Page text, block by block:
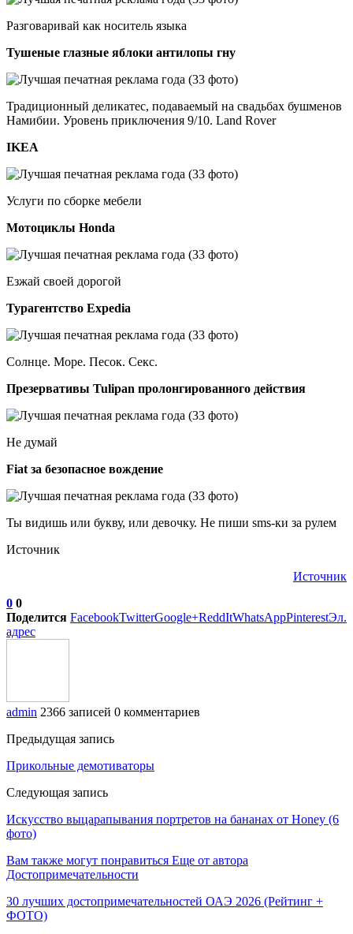
Разговаривай как носитель языка
Тушеные глазные яблоки антилопы гну
Традиционный деликатес, подаваемый на свадьбах бушменов
Намибии. Уровень приключения 9/10. Land Rover
IKEA
Услуги по сборке мебели
Мотоциклы Honda
Езжай своей дорогой
Турагентство Expedia
Солнце. Море. Песок. Секс.
Презервативы Tulipan пролонгированного действия
Не думай
Fiat за безопасное вождение
Ты видишь или букву, или девочку. Не пиши sms-ки за рулем
Источник
Источник
0 0
Поделится FacebookTwitterGoogle+ReddItWhatsAppPinterestЭл.
адрес
admin 2366 записей 0 комментариев
Предыдущая запись
Прикольные демотиваторы
Следующая запись
Искусство выцарапывания портретов на бананах от Honey (6
фото)
Вам также могут понравиться Еще от автора
Достопримечательности
30 лучших достопримечательностей ОАЭ 2026 (Рейтинг +
ФОТО)